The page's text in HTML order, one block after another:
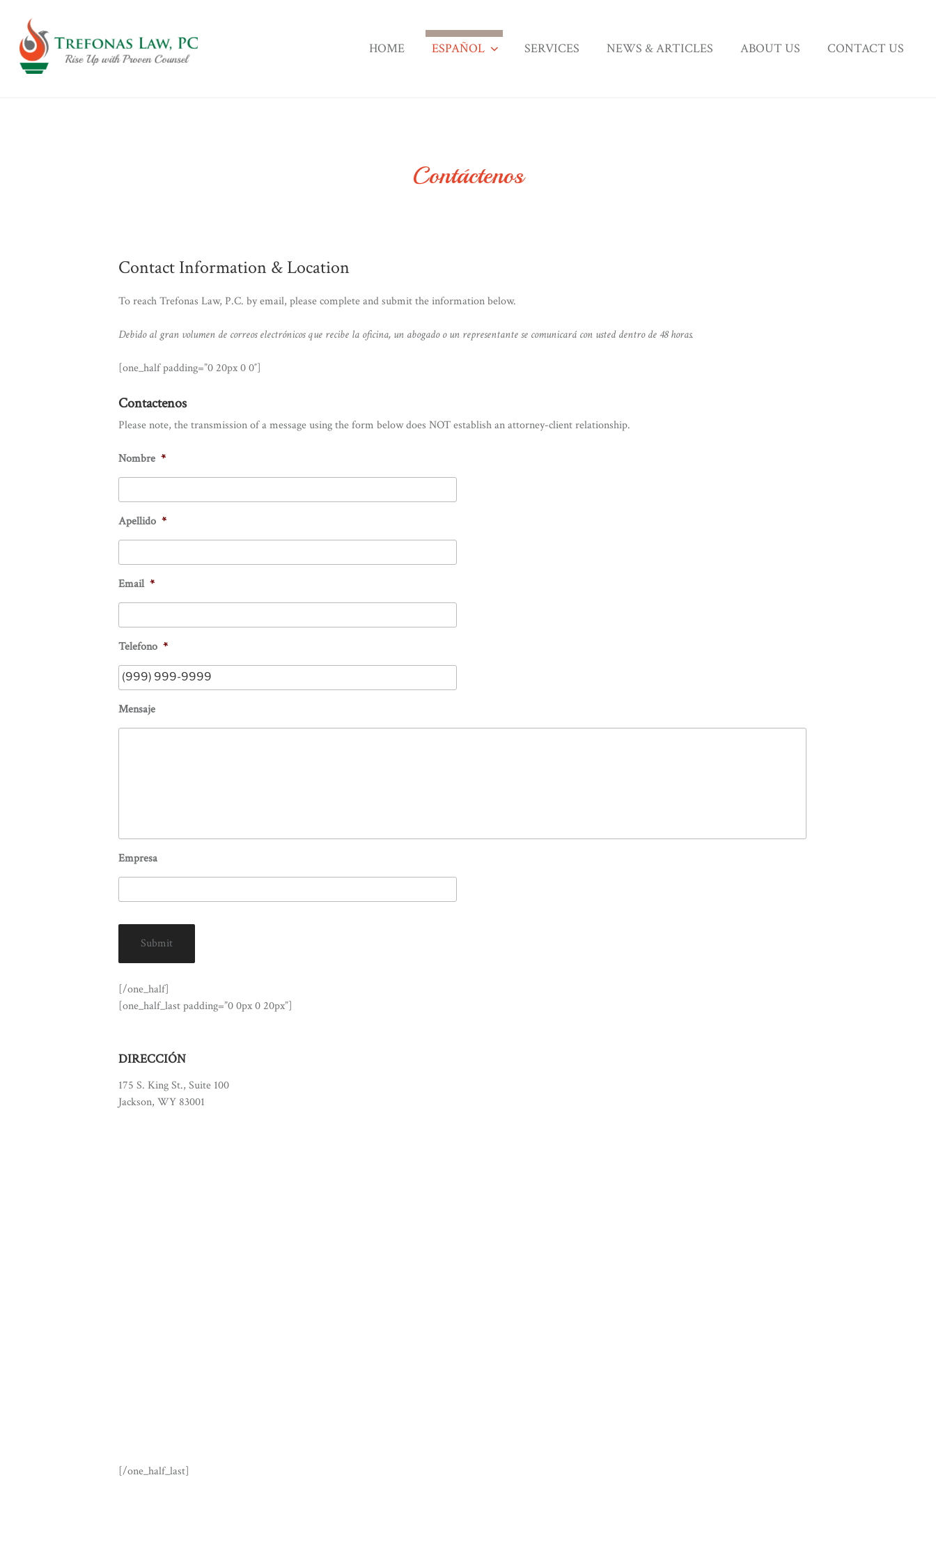
content
HOME ESPAÑOL SERVICES NEWS & ARTICLES ABOUT US CONTACT US
Contáctenos
Contact Information & Location
To reach Trefonas Law, P.C. by email, please complete and submit the information below.
Debido al gran volumen de correos electrónicos que recibe la oficina, un abogado o un representante se comunicará con usted dentro de 48 horas.
[one_half padding=”0 20px 0 0″]
Contactenos
Please note, the transmission of a message using the form below does NOT establish an attorney-client relationship.
Nombre *
Apellido *
Email *
Telefono *
Mensaje
Empresa
Submit
[/one_half]
[one_half_last padding=”0 0px 0 20px”]
DIRECCIÓN
175 S. King St., Suite 100
Jackson, WY 83001
[/one_half_last]